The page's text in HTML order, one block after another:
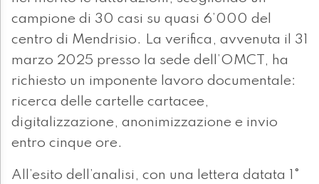
campione di 30 casi su quasi 6’000 del
centro di Mendrisio. La verifica, avvenuta il 31
marzo 2025 presso la sede dell’OMCT, ha
richiesto un imponente lavoro documentale:
ricerca delle cartelle cartacee,
digitalizzazione, anonimizzazione e invio
entro cinque ore.
All’esito dell’analisi, con una lettera datata 1°